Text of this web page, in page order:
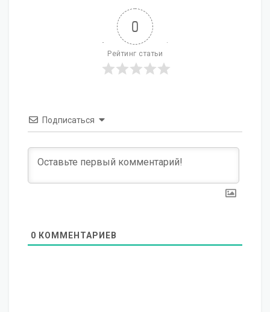
0
Рейтинг статьи
Подписаться
0 КОММЕНТАРИЕВ